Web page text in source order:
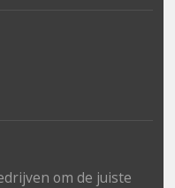
om de juiste